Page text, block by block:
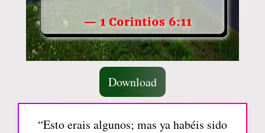
Download
“Esto erais algunos; mas ya habéis sido